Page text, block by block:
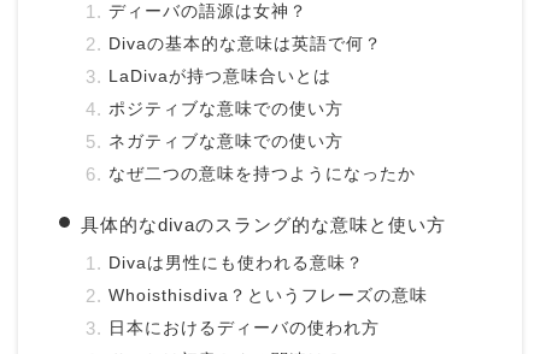
ディーバの語源は女神？
Divaの基本的な意味は英語で何？
LaDivaが持つ意味合いとは
ポジティブな意味での使い方
ネガティブな意味での使い方
なぜ二つの意味を持つようになったか
具体的なdivaのスラング的な意味と使い方
Divaは男性にも使われる意味？
Whoisthisdiva？というフレーズの意味
日本におけるディーバの使われ方